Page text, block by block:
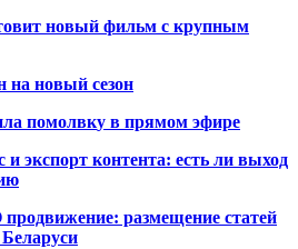
новый фильм с крупным
на новый сезон
помолвку в прямом эфире
и экспорт контента: есть ли выход
продвижение: размещение статей